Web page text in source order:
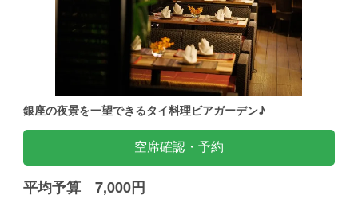
銀座の夜景を一望できるタイ料理ビアガーデン♪
空席確認・予約
平均予算 7,000円